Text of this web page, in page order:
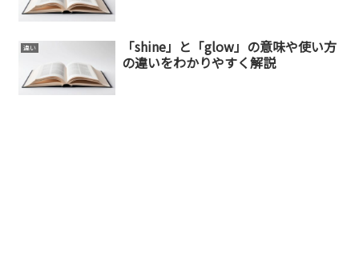
違い
「shine」と「glow」の意味や使い方
の違いをわかりやすく解説